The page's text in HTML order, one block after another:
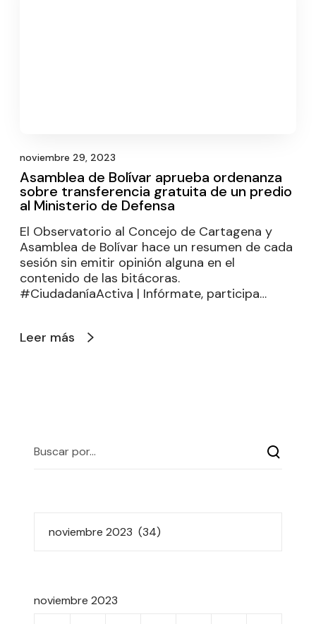
noviembre 29, 2023
Asamblea de Bolívar aprueba ordenanza
sobre transferencia gratuita de un predio
al Ministerio de Defensa
El Observatorio al Concejo de Cartagena y
Asamblea de Bolívar hace un resumen de cada
sesión sin emitir opinión alguna en el
contenido de las bitácoras.
#CiudadaníaActiva | Infórmate, participa…
Leer más
noviembre 2023